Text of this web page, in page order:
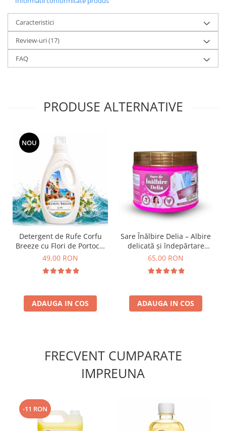
Caracteristici
Review-uri(17)
FAQ
PRODUSE ALTERNATIVE
NOU
Detergent de Rufe Corfu
Breeze cu Flori de Portocal
by Delia 2L
49,00 RON
ADAUGA IN COS
Sare Înălbire Delia – Albire
delicată și îndepărtare
eficientă a petelor 500 g
65,00 RON
ADAUGA IN COS
FRECVENT CUMPARATE
IMPREUNA
-11 RON